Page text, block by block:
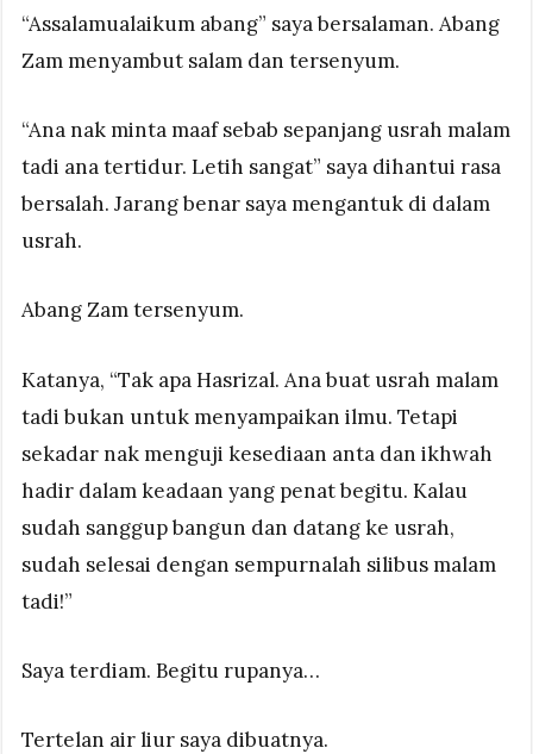
“Assalamualaikum abang” saya bersalaman. Abang
Zam menyambut salam dan tersenyum.
“Ana nak minta maaf sebab sepanjang usrah malam
tadi ana tertidur. Letih sangat” saya dihantui rasa
bersalah. Jarang benar saya mengantuk di dalam
usrah.
Abang Zam tersenyum.
Katanya, “Tak apa Hasrizal. Ana buat usrah malam
tadi bukan untuk menyampaikan ilmu. Tetapi
sekadar nak menguji kesediaan anta dan ikhwah
hadir dalam keadaan yang penat begitu. Kalau
sudah sanggup bangun dan datang ke usrah,
sudah selesai dengan sempurnalah silibus malam
tadi!”
Saya terdiam. Begitu rupanya…
Tertelan air liur saya dibuatnya.